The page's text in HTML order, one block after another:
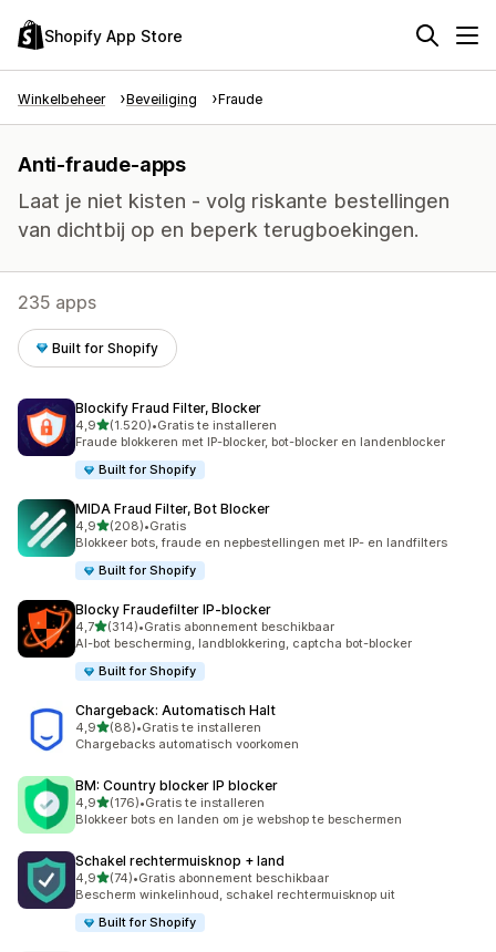
Shopify App Store
Winkelbeheer Beveiliging Fraude
Anti-fraude-apps
Laat je niet kisten - volg riskante bestellingen
van dichtbij op en beperk terugboekingen.
235 apps
Built for Shopify
Blockify Fraud Filter, Blocker
4,9van 5 sterren
(1.520)
1520 recensies in totaal
•Gratis te installeren
Fraude blokkeren met IP-blocker, bot-blocker en landenblocker
Built for Shopify
MIDA Fraud Filter, Bot Blocker
4,9van 5 sterren
(208)
208 recensies in totaal
•Gratis
Blokkeer bots, fraude en nepbestellingen met IP- en landfilters
Built for Shopify
Blocky Fraudefilter IP‑blocker
4,7van 5 sterren
(314)
314 recensies in totaal
•Gratis abonnement beschikbaar
AI-bot bescherming, landblokkering, captcha bot-blocker
Built for Shopify
Chargeback: Automatisch Halt
4,9van 5 sterren
(88)
88 recensies in totaal
•Gratis te installeren
Chargebacks automatisch voorkomen
BM: Country blocker IP blocker
4,9van 5 sterren
(176)
176 recensies in totaal
•Gratis te installeren
Blokkeer bots en landen om je webshop te beschermen
Schakel rechtermuisknop + land
4,9van 5 sterren
(74)
74 recensies in totaal
•Gratis abonnement beschikbaar
Bescherm winkelinhoud, schakel rechtermuisknop uit
Built for Shopify